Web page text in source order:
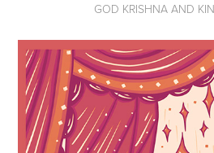
GOD KRISHNA AND